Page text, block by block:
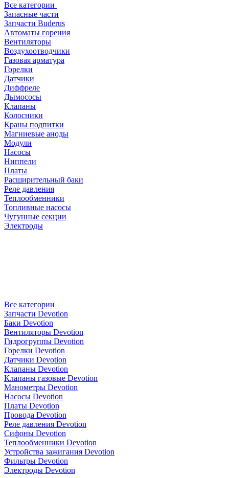
Все категории
Запасные части
Запчасти Buderus
Автоматы горения
Вентиляторы
Воздухоотводчики
Газовая арматура
Горелки
Датчики
Диффреле
Дымососы
Клапаны
Колосники
Краны подпитки
Магниевые аноды
Модули
Насосы
Ниппели
Платы
Расширительный баки
Реле давления
Теплообменники
Топливные насосы
Чугунные секции
Электроды
Все категории
Запчасти Devotion
Баки Devotion
Вентиляторы Devotion
Гидрогруппы Devotion
Горелки Devotion
Датчики Devotion
Клапаны Devotion
Клапаны газовые Devotion
Манометры Devotion
Насосы Devotion
Платы Devotion
Провода Devotion
Реле давления Devotion
Сифоны Devotion
Теплообменники Devotion
Устройства зажигания Devotion
Фильтры Devotion
Электроды Devotion